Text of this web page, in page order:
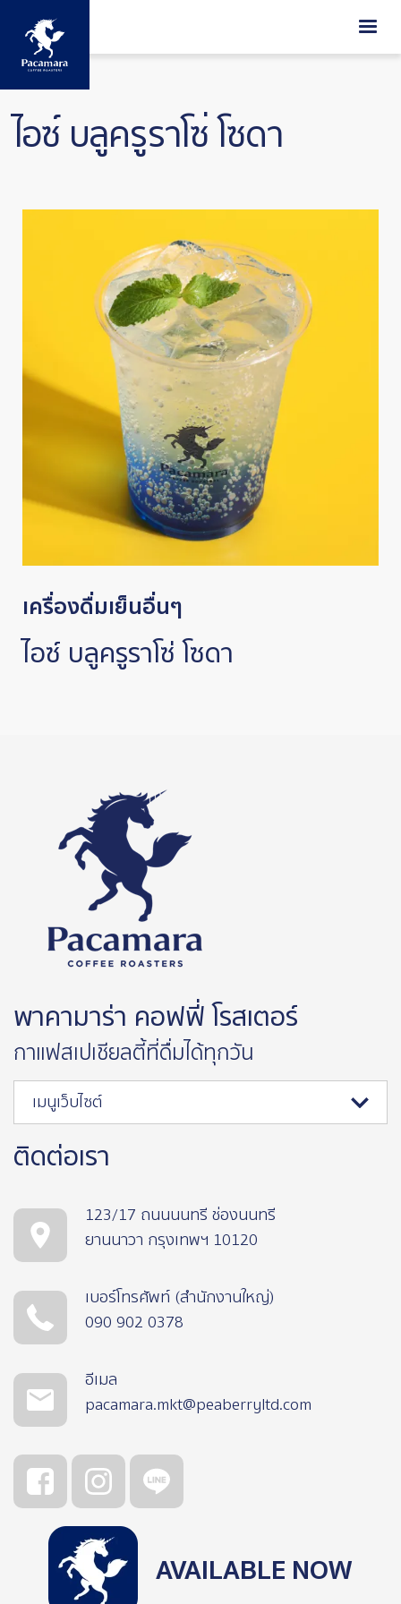
ข้ามไปยังเนื้อหาหลัก
ไอซ์ บลูครูราโซ่ โซดา
เครื่องดื่มเย็นอื่นๆ
ไอซ์ บลูครูราโซ่ โซดา
พาคามาร่า คอฟฟี่ โรสเตอร์
กาแฟสเปเชียลตี้ที่ดื่มได้ทุกวัน
เมนูเว็บไซต์
ติดต่อเรา
123/17 ถนนนนทรี ช่องนนทรี
ยานนาวา กรุงเทพฯ 10120
เบอร์โทรศัพท์ (สำนักงานใหญ่)
090 902 0378
อีเมล
pacamara.mkt@peaberryltd.com
AVAILABLE NOW